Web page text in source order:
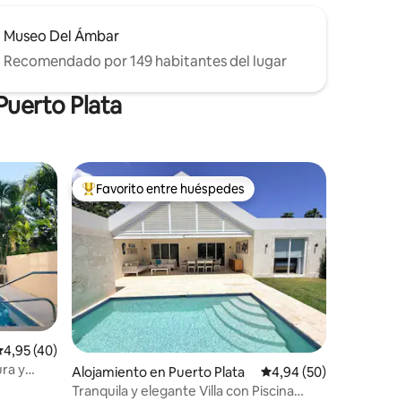
Museo Del Ámbar
Recomendado por 149 habitantes del lugar
Plata
promedio: 4,95 de 5. 40 evaluaciones
4,95 (40)
y
Favorito entre los huéspedes más destacados
Favorito entre huéspedes
Alojamiento en Puerto Plata Calificación
4,94 (50)
Tranquila y elegante Villa con Piscina